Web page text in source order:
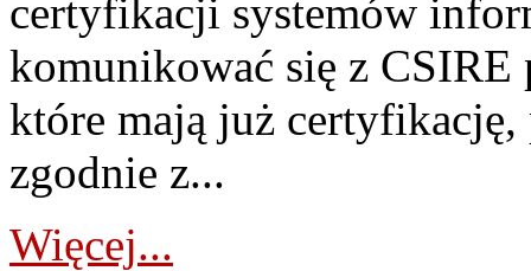
certyfikacji systemów
komunikować się z
które mają już
zgodnie z...
Więcej...